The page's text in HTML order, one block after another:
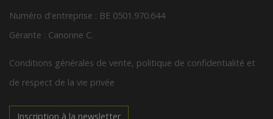
Numéro d'entreprise : BE 0501.970.644
Gérante : Canonne C.
Conditions générales de vente, politique de confidentialité et
de respect de la vie privée
Inscription à la newsletter